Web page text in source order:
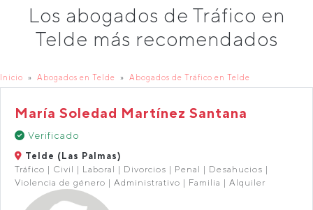
Los abogados de Tráfico en
Telde más recomendados
Inicio Abogados en Telde Abogados de Tráfico en Telde
María Soledad Martínez Santana
Verificado
Telde (Las Palmas)
Tráfico | Civil | Laboral | Divorcios | Penal | Desahucios |
Violencia de género | Administrativo | Familia | Alquiler